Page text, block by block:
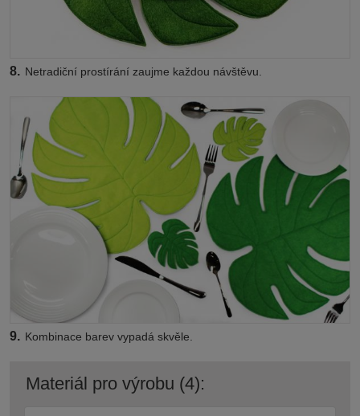
8. Netradiční prostírání zaujme každou návštěvu.
9. Kombinace barev vypadá skvěle.
Materiál pro výrobu (4):